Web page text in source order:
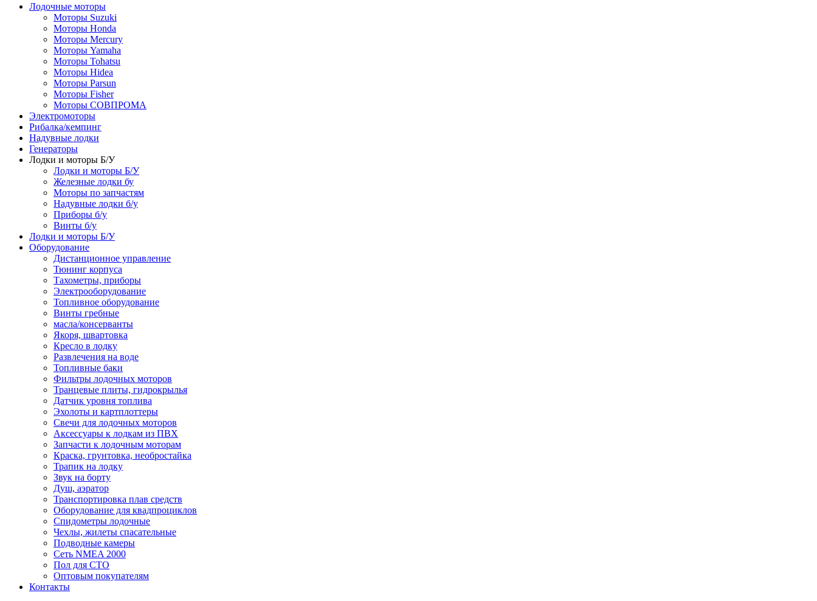
Лодочные моторы
Моторы Suzuki
Моторы Honda
Моторы Mercury
Моторы Yamaha
Моторы Tohatsu
Моторы Hidea
Моторы Parsun
Моторы Fisher
Моторы СОВПРОМА
Электромоторы
Рибалка/кемпинг
Надувные лодки
Генераторы
Лодки и моторы Б/У
Лодки и моторы Б/У
Железные лодки бу
Моторы по запчастям
Надувные лодки б/у
Приборы б/у
Винты б/у
Лодки и моторы Б/У
Оборудование
Дистанционное управление
Тюнинг корпуса
Тахометры, приборы
Электрооборудование
Топливное оборудование
Винты гребные
масла/консерванты
Якоря, швартовка
Кресло в лодку
Развлечения на воде
Топливные баки
Фильтры лодочных моторов
Транцевые плиты, гидрокрылья
Датчик уровня топлива
Эхолоты и картплоттеры
Cвечи для лодочных моторов
Аксессуары к лодкам из ПВХ
Запчасти к лодочным моторам
Краска, грунтовка, необростайка
Трапик на лодку
Звук на борту
Душ, аэратор
Транспортировка плав средств
Оборудование для квадпроциклов
Спидометры лодочные
Чехлы, жилеты спасательные
Подводные камеры
Сеть NMEA 2000
Пол для СТО
Оптовым покупателям
Контакты